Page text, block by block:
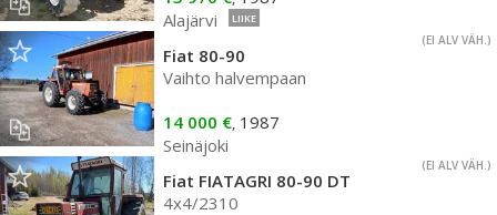
Alajärvi
LIIKE
(EI ALV VÄH.)
Fiat 80-90
Vaihto halvempaan
14 000 €, 1987
Seinäjoki
(EI ALV VÄH.)
Fiat FIATAGRI 80-90 DT
4x4/2310